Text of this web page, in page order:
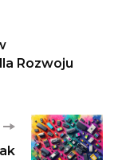
Rozwoju